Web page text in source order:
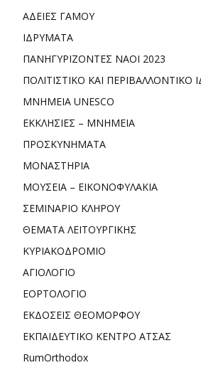
ΑΔΕΙΕΣ ΓΑΜΟΥ
ΙΔΡΥΜΑΤΑ
ΠΑΝΗΓΥΡΙΖΟΝΤΕΣ ΝΑΟΙ 2023
ΠΟΛΙΤΙΣΤΙΚΟ ΚΑΙ ΠΕΡΙΒΑΛΛΟΝΤΙΚΟ
ΜΝΗΜΕΙΑ UNESCO
ΕΚΚΛΗΣΙΕΣ – ΜΝΗΜΕΙΑ
ΠΡΟΣΚΥΝΗΜΑΤΑ
ΜΟΝΑΣΤΗΡΙΑ
ΜΟΥΣΕΙΑ – ΕΙΚΟΝΟΦΥΛΑΚΙΑ
ΣΕΜΙΝΑΡΙΟ ΚΛΗΡΟΥ
ΘΕΜΑΤΑ ΛΕΙΤΟΥΡΓΙΚΗΣ
ΚΥΡΙΑΚΟΔΡΟΜΙΟ
ΑΓΙΟΛΟΓΙΟ
ΕΟΡΤΟΛΟΓΙΟ
ΕΚΔΟΣΕΙΣ ΘΕΟΜΟΡΦΟΥ
ΕΚΠΑΙΔΕΥΤΙΚΟ ΚΕΝΤΡΟ ΑΤΣΑΣ
RumOrthodox